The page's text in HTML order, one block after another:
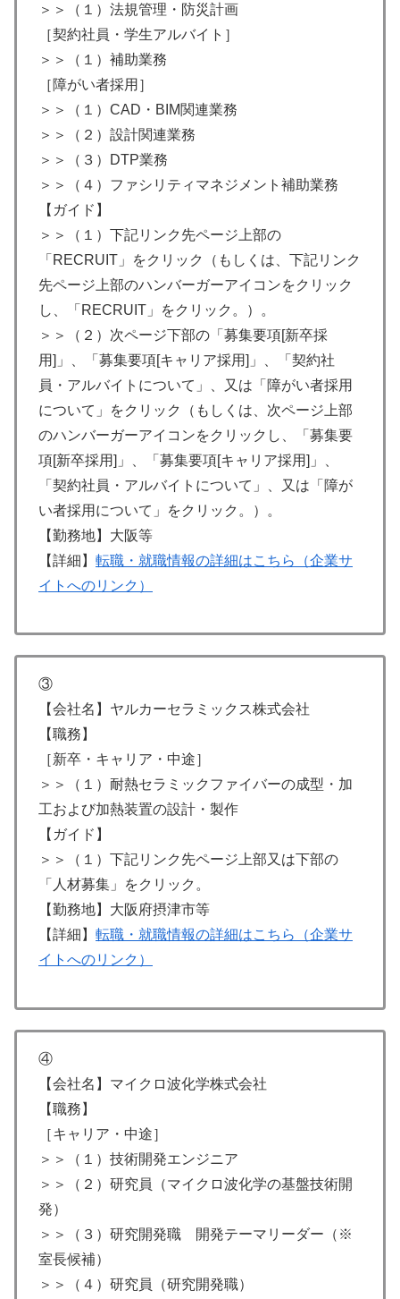
＞＞（１）法規管理・防災計画
［契約社員・学生アルバイト］
＞＞（１）補助業務
［障がい者採用］
＞＞（１）CAD・BIM関連業務
＞＞（２）設計関連業務
＞＞（３）DTP業務
＞＞（４）ファシリティマネジメント補助業務
【ガイド】
＞＞（１）下記リンク先ページ上部の
「RECRUIT」をクリック（もしくは、下記リンク
先ページ上部のハンバーガーアイコンをクリック
し、「RECRUIT」をクリック。）。
＞＞（２）次ページ下部の「募集要項[新卒採
用]」、「募集要項[キャリア採用]」、「契約社
員・アルバイトについて」、又は「障がい者採用
について」をクリック（もしくは、次ページ上部
のハンバーガーアイコンをクリックし、「募集要
項[新卒採用]」、「募集要項[キャリア採用]」、
「契約社員・アルバイトについて」、又は「障が
い者採用について」をクリック。）。
【勤務地】大阪等
【詳細】 転職・就職情報の詳細はこちら（企業サ
イトへのリンク）
③
【会社名】ヤルカーセラミックス株式会社
【職務】
［新卒・キャリア・中途］
＞＞（１）耐熱セラミックファイバーの成型・加
工および加熱装置の設計・製作
【ガイド】
＞＞（１）下記リンク先ページ上部又は下部の
「人材募集」をクリック。
【勤務地】大阪府摂津市等
【詳細】 転職・就職情報の詳細はこちら（企業サ
イトへのリンク）
④
【会社名】マイクロ波化学株式会社
【職務】
［キャリア・中途］
＞＞（１）技術開発エンジニア
＞＞（２）研究員（マイクロ波化学の基盤技術開
発）
＞＞（３）研究開発職 開発テーマリーダー（※
室長候補）
＞＞（４）研究員（研究開発職）